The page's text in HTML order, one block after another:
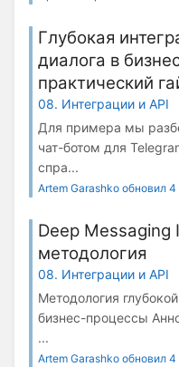
Глубокая
диалога в
практический
08. Интеграции и API
Для примера мы
чат-ботом для
спра...
Artem Garashko обновил
Deep Messaging
методология
08. Интеграции и API
Методология
бизнес-процессы
...
Artem Garashko обновил